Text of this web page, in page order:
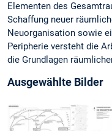
Elementen des
Schaffung neuer
Neuorganisation sowie
Peripherie versteht die
die Grundlagen
Ausgewählte Bilder